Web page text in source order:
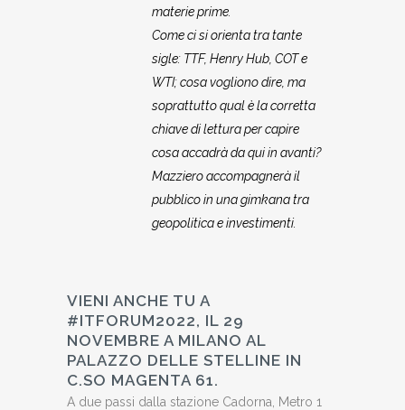
materie prime.
Come ci si orienta tra tante
sigle: TTF, Henry Hub, COT e
WTI; cosa vogliono dire, ma
soprattutto qual è la corretta
chiave di lettura per capire
cosa accadrà da qui in avanti?
Mazziero accompagnerà il
pubblico in una gimkana tra
geopolitica e investimenti.
VIENI ANCHE TU A
#ITFORUM2022, IL 29
NOVEMBRE A MILANO AL
PALAZZO DELLE STELLINE IN
C.SO MAGENTA 61.
A due passi dalla stazione Cadorna, Metro 1